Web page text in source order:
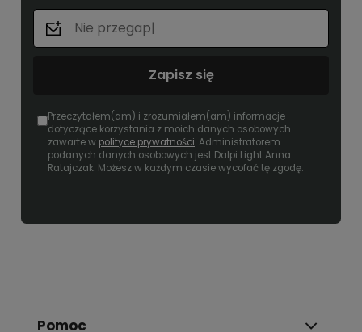
Zapisz się
Przeczytałem(am) i zrozumiałem(am) informacje
dotyczące korzystania z moich danych osobowych
zawarte w polityce prywatności. Administratorem
podanych danych osobowych jest Dalpi Light Anna
Ratajczak. Możesz w każdym czasie wycofać tę zgodę.
Pomoc